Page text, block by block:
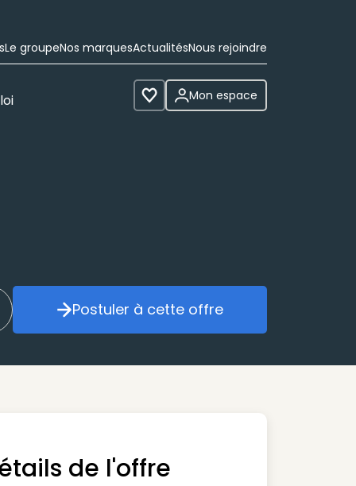
Le groupeNos marquesActualitésNous rejoindre
Voir les favoris
Mon espace
mon alerte Postuler à cette offre
Postuler à cette offre
de l'offre